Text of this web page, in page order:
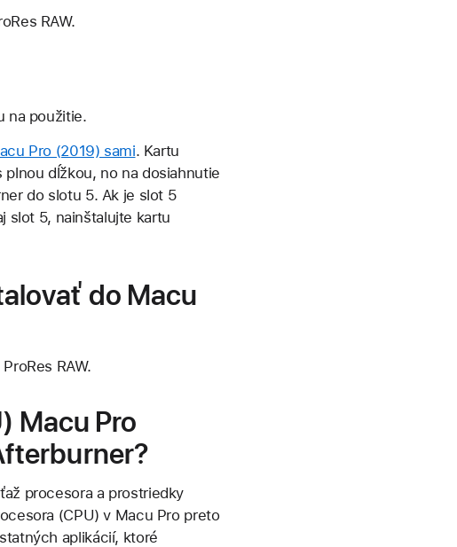
RAW.
na použitie.
Pro (2019) sami. Kartu
dĺžkou, no na dosiahnutie
do slotu 5. Ak je slot 5
slot 5, nainštalujte kartu
do Macu
RAW.
Macu Pro
procesora a prostriedky
(CPU) v Macu Pro preto
aplikácií, ktoré